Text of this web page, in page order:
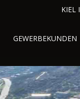
KIEL I
GEWERBEKUNDEN